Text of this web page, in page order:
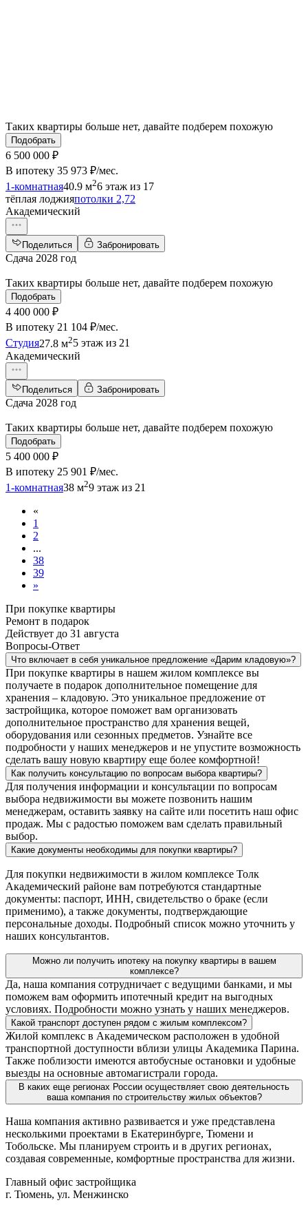
Таких квартиры больше нет, давайте подберем похожую
Подобрать
6 500 000 ₽
В ипотеку 35 973 ₽/мес.
1-комнатная40.9 м26 этаж из 17
тёплая лоджияпотолки 2,72
Академический
Поделиться Забронировать
Сдача 2028 год
Таких квартиры больше нет, давайте подберем похожую
Подобрать
4 400 000 ₽
В ипотеку 21 104 ₽/мес.
Студия27.8 м25 этаж из 21
Академический
Поделиться Забронировать
Сдача 2028 год
Таких квартиры больше нет, давайте подберем похожую
Подобрать
5 400 000 ₽
В ипотеку 25 901 ₽/мес.
1-комнатная38 м29 этаж из 21
«
1
2
...
38
39
»
При покупке квартиры
Ремонт в подарок
Действует до 31 августа
Вопросы-Ответ
Что включает в себя уникальное предложение «Дарим кладовую»?
При покупке квартиры в нашем жилом комплексе вы
получаете в подарок дополнительное помещение для
хранения – кладовую. Это уникальное предложение от
застройщика, которое поможет вам организовать
дополнительное пространство для хранения вещей,
оборудования или сезонных предметов. Узнайте все
подробности у наших менеджеров и не упустите возможность
сделать вашу новую квартиру еще более комфортной!
Как получить консультацию по вопросам выбора квартиры?
Для получения информации и консультации по вопросам
выбора недвижимости вы можете позвонить нашим
менеджерам, оставить заявку на сайте или посетить наш офис
продаж. Мы с радостью поможем вам сделать правильный
выбор.
Какие документы необходимы для покупки квартиры?
Для покупки недвижимости в жилом комплексе Толк
Академический районе вам потребуются стандартные
документы: паспорт, ИНН, свидетельство о браке (если
применимо), а также документы, подтверждающие
персональные доходы. Подробный список можно уточнить у
наших консультантов.
Можно ли получить ипотеку на покупку квартиры в вашем
комплексе?
Да, наша компания сотрудничает с ведущими банками, и мы
поможем вам оформить ипотечный кредит на выгодных
условиях. Подробности можно узнать у наших менеджеров.
Какой транспорт доступен рядом с жилым комплексом?
Жилой комплекс в Академическом расположен в удобной
транспортной доступности вблизи улицы Академика Парина.
Также поблизости имеются автобусные остановки и удобные
выезды на основные автомагистрали города.
В каких еще регионах России осуществляет свою деятельность
ваша компания по строительству жилых объектов?
Наша компания активно развивается и уже представлена
несколькими проектами в Екатеринбурге, Тюмени и
Тобольске. Мы планируем строить и в других регионах,
создавая современные, комфортные пространства для жизни.
Главный офис застройщика
г. Тюмень, ул. Менжинско